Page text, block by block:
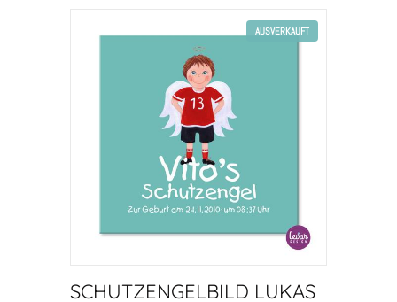
AUSVERKAUFT
SCHUTZENGELBILD LUKAS